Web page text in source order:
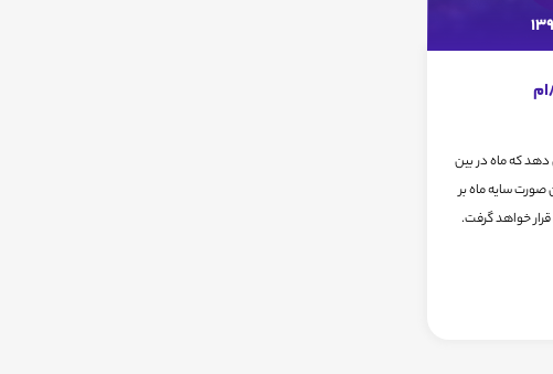
خورشیدگرفتگی حلقوی(8ام
که ماه در بین
صورت سایه ماه بر
خواهد گرفت.